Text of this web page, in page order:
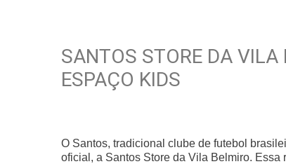
SANTOS STORE DA VILA
ESPAÇO KIDS
O Santos, tradicional clube de futebol
oficial, a Santos Store da Vila Belmiro.